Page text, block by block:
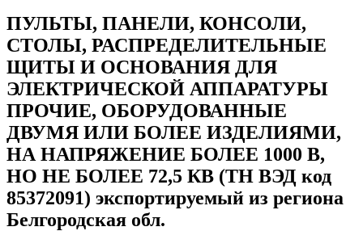
ПУЛЬТЫ, ПАНЕЛИ, КОНСОЛИ,
СТОЛЫ, РАСПРЕДЕЛИТЕЛЬНЫЕ
ЩИТЫ И ОСНОВАНИЯ ДЛЯ
ЭЛЕКТРИЧЕСКОЙ АППАРАТУРЫ
ПРОЧИЕ, ОБОРУДОВАННЫЕ
ДВУМЯ ИЛИ БОЛЕЕ ИЗДЕЛИЯМИ,
НА НАПРЯЖЕНИЕ БОЛЕЕ 1000 В,
НО НЕ БОЛЕЕ 72,5 КВ (ТН ВЭД код
85372091) экспортируемый из региона
Белгородская обл.